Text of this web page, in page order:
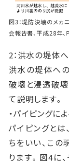
図3：堤防決壊のメカ
会報告書、平成28年、
2：洪水の堤体
洪水の堤体へ
破壊と浸透破
て説明します。
・パイピングに
パイピングと
ちをいい、こ
ります。図4に